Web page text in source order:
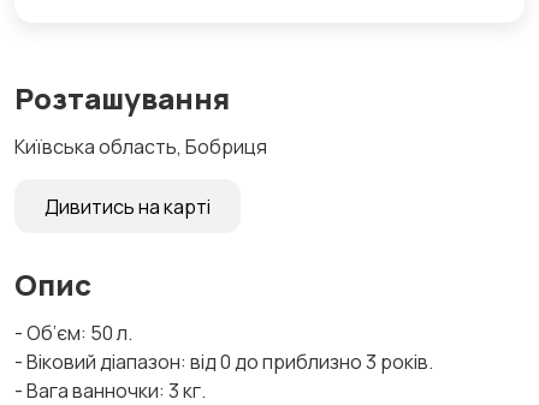
Розташування
Київська область, Бобриця
Дивитись на карті
Опис
- Об’єм: 50 л.
- Віковий діапазон: від 0 до приблизно 3 років.
- Вага ванночки: 3 кг.